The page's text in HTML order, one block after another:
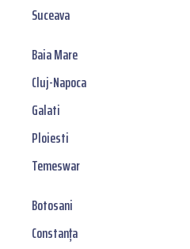
Suceava
Baia Mare
Cluj-Napoca
Galati
Ploiesti
Temeswar
Botosani
Constanța